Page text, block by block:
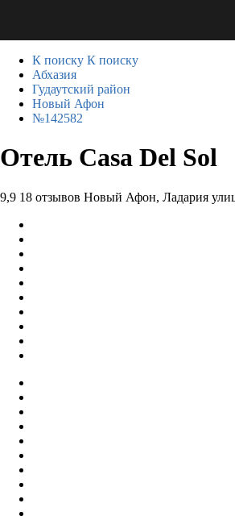
К поиску К поиску
Абхазия
Гудаутский район
Новый Афон
№142582
Отель Casa Del Sol
9,9 18 отзывов Новый Афон, Ладария